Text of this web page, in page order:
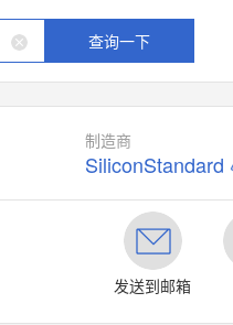
查询一下
制造商
SiliconStandard
发送到邮箱